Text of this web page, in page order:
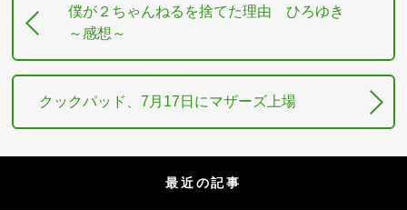
僕が２ちゃんねるを捨てた理由 ひろゆき
～感想～
クックパッド、7月17日にマザーズ上場
最近の記事